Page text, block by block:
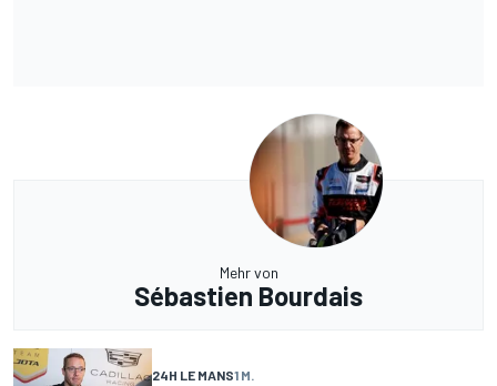
Mehr von
Sébastien Bourdais
24H LE MANS1 M.